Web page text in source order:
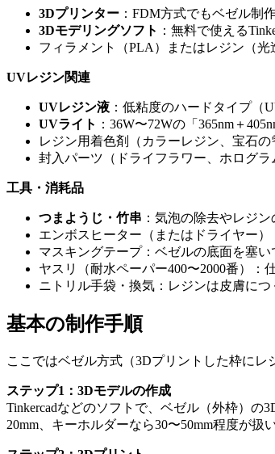
3Dプリンター ：FDM方式でもベゼル制
3Dモデリングソフト ：無料で使える
フィラメント（PLA）またはレジン（光
UVレジン関連
UVレジン液 ：低粘度のハードタイプ（
UVライト ：36W〜72Wの「365nm＋
レジン用着色剤（カラーレジン、宝石の
封入パーツ（ドライフラワー、ホログラ
工具・消耗品
つまようじ・竹串 ：気泡の除去やレジ
エンボスヒーター（またはドライヤー
マスキングテープ：ベゼルの底面を塞
ヤスリ（耐水ペーパー400〜2000番）：
ニトリル手袋・換気：レジンは皮膚に
基本の制作手順
ここではベゼル方式（3Dプリントした枠にレ
ステップ1：3Dモデルの作成
Tinkercadなどのソフトで、ベゼル（外枠）の
20mm、キーホルダーなら30〜50mm程度が